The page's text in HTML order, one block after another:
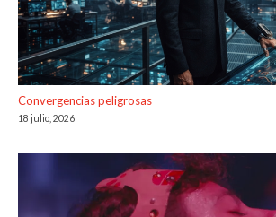
Convergencias peligrosas
18 julio, 2026